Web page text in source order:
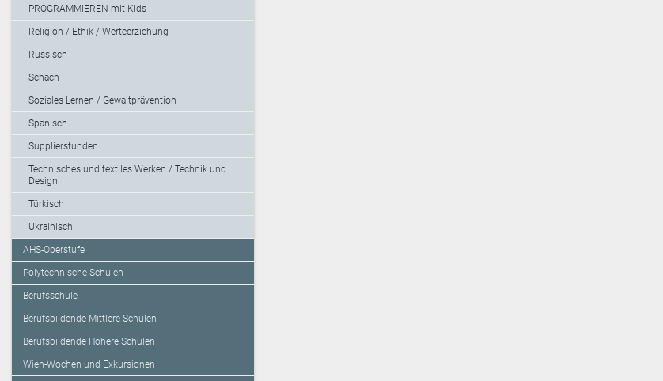
PROGRAMMIEREN mit Kids
Religion / Ethik / Werteerziehung
Russisch
Schach
Soziales Lernen / Gewaltprävention
Spanisch
Supplierstunden
Technisches und textiles Werken / Technik und
Design
Türkisch
Ukrainisch
AHS-Oberstufe
Polytechnische Schulen
Berufsschule
Berufsbildende Mittlere Schulen
Berufsbildende Höhere Schulen
Wien-Wochen und Exkursionen